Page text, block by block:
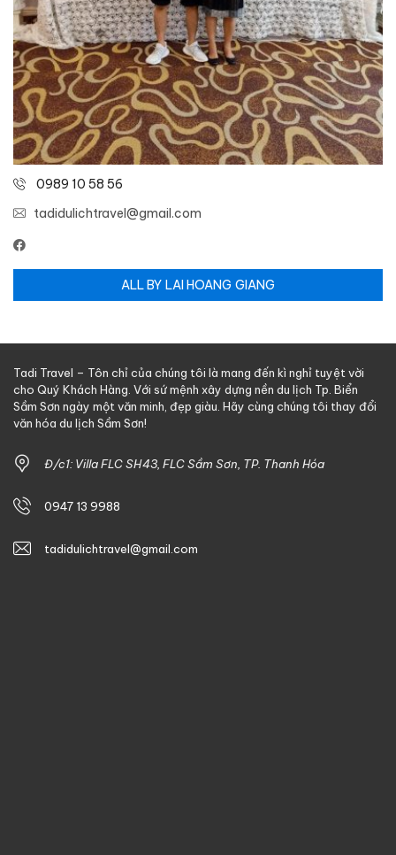
0989 10 58 56
tadidulichtravel@gmail.com
ALL BY LAI HOANG GIANG
Tadi Travel – Tôn chỉ của chúng tôi là mang đến kì nghỉ tuyệt vời
cho Quý Khách Hàng. Với sứ mệnh xây dựng nền du lịch Tp. Biển
Sầm Sơn ngày một văn minh, đẹp giàu. Hãy cùng chúng tôi thay đổi
văn hóa du lịch Sầm Sơn!
Đ/c1: Villa FLC SH43, FLC Sầm Sơn, TP. Thanh Hóa
0947 13 9988
tadidulichtravel@gmail.com